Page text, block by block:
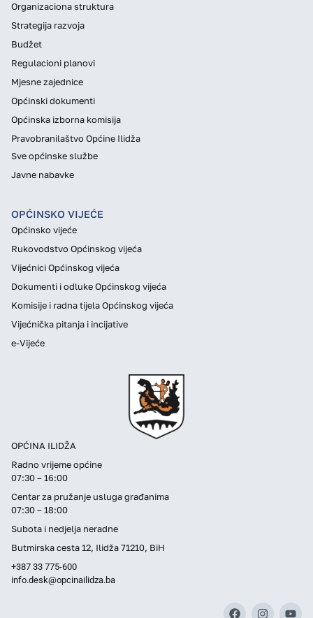
OPĆINA ILIDŽA
Radno vrijeme općine
07:30 – 16:00
Centar za pružanje usluga građanima
07:30 – 18:00
Subota i nedjelja neradne
Butmirska cesta 12, Ilidža 71210, BiH
+387 33 775-600
info.desk@opcinailidza.ba
Organizaciona struktura
Strategija razvoja
Budžet
Regulacioni planovi
Mjesne zajednice
Općinski dokumenti
Općinska izborna komisija
Pravobranilaštvo Općine Ilidža
Sve općinske službe
Javne nabavke
OPĆINSKO VIJEĆE
Općinsko vijeće
Rukovodstvo Općinskog vijeća
Vijećnici Općinskog vijeća
Dokumenti i odluke Općinskog vijeća
Komisije i radna tijela Općinskog vijeća
Vijećnička pitanja i incijative
e-Vijeće